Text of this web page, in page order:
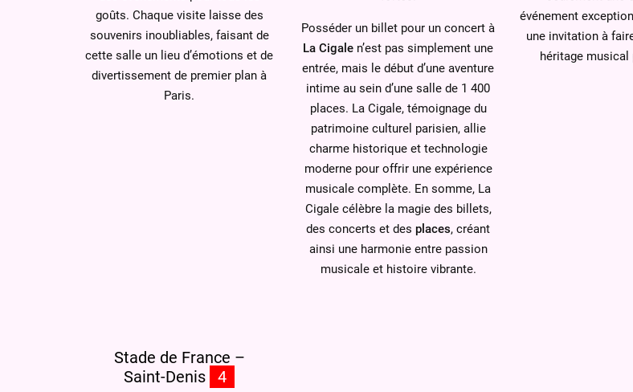
goûts. Chaque visite laisse des
souvenirs inoubliables, faisant de
cette salle un lieu d’émotions et de
divertissement de premier plan à
Paris.
Posséder un billet pour un concert à
La Cigale n’est pas simplement une
entrée, mais le début d’une aventure
intime au sein d’une salle de 1 400
places. La Cigale, témoignage du
patrimoine culturel parisien, allie
charme historique et technologie
moderne pour offrir une expérience
musicale complète. En somme, La
Cigale célèbre la magie des billets,
des concerts et des places, créant
ainsi une harmonie entre passion
musicale et histoire vibrante.
événement
une invitation à
héritage musical
Stade de France –
Saint-Denis
4